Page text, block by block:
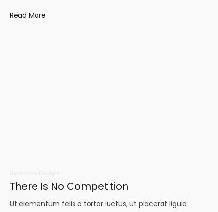
Read More
Business Design
There Is No Competition
Ut elementum felis a tortor luctus, ut placerat ligula